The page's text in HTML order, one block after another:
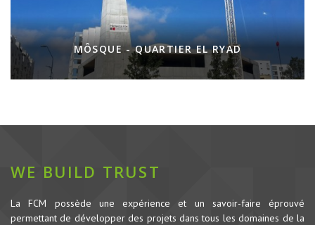
MÔSQUE - QUARTIER EL RYAD
WE BUILD TRUST
La FCM possède une expérience et un savoir-faire éprouvé
permettant de développer des projets dans tous les domaines de la